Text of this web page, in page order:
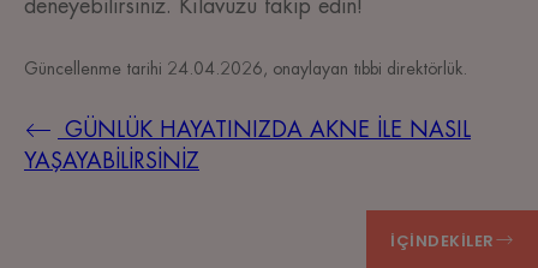
deneyebilirsiniz. Kılavuzu takip edin!
Güncellenme tarihi 24.04.2026 , onaylayan tıbbi direktörlük
GÜNLÜK HAYATINIZDA AKNE İLE NASIL
YAŞAYABİLİRSİNİZ
İÇINDEKILER